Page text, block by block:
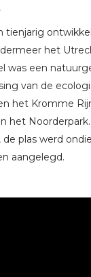
tienjarig
het
was een
van de
het Kromme
het
plas werd
aangelegd.